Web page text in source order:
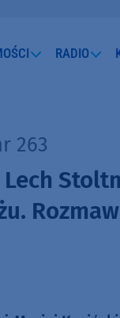
RADIO
263